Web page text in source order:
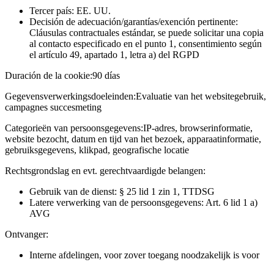
Tercer país: EE. UU.
Decisión de adecuación/garantías/exención pertinente:
Cláusulas contractuales estándar, se puede solicitar una copia
al contacto especificado en el punto 1, consentimiento según
el artículo 49, apartado 1, letra a) del RGPD
Duración de la cookie:90 días
Gegevensverwerkingsdoeleinden:Evaluatie van het websitegebruik,
campagnes succesmeting
Categorieën van persoonsgegevens:IP-adres, browserinformatie,
website bezocht, datum en tijd van het bezoek, apparaatinformatie,
gebruiksgegevens, klikpad, geografische locatie
Rechtsgrondslag en evt. gerechtvaardigde belangen:
Gebruik van de dienst: § 25 lid 1 zin 1, TTDSG
Latere verwerking van de persoonsgegevens: Art. 6 lid 1 a)
AVG
Ontvanger:
Interne afdelingen, voor zover toegang noodzakelijk is voor